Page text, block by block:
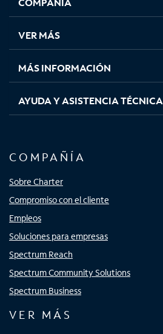
en
pestaña
nueva
en
pestaña
nueva
en
pestaña
nueva
en
nueva
VER MÁS
MÁS INFORMACIÓN
AYUDA Y ASISTENCIA TÉCNICA
COMPAÑÍA
Sobre Charter
Compromiso con el cliente
Empleos
Soluciones para empresas
Spectrum Reach
Spectrum Community Solutions
Spectrum Business
VER MÁS